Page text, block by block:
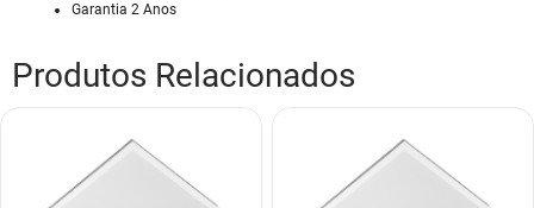
Garantia 2 Anos
Produtos Relacionados